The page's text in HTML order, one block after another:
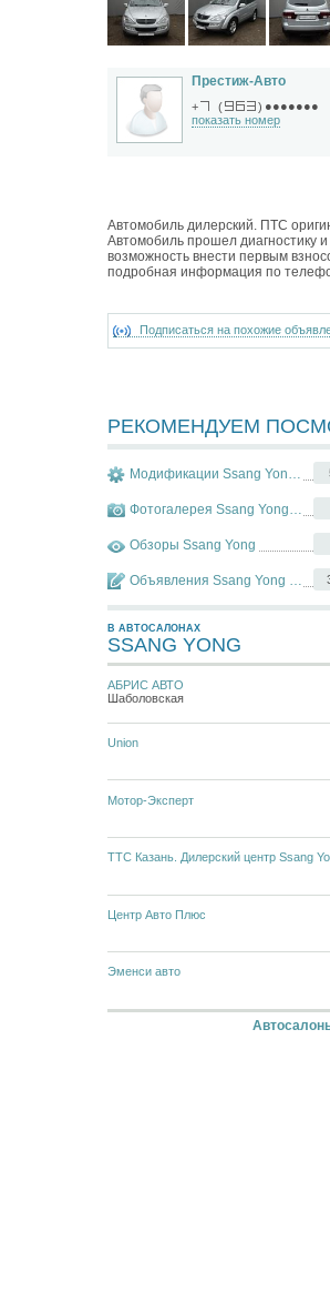
Престиж-Авто
+ ( ) ●●●●●●●
показать номер
Автомобиль дилерский. ПТС
Автомобиль прошел диагностику
возможность внести первым
подробная информация по
Подписаться на похожие
РЕКОМЕНДУЕМ
Модификации Ssang Yong Kyron
Фотогалерея Ssang Yong Kyron
Обзоры Ssang Yong
Объявления Ssang Yong Kyron
В АВТОСАЛОНАХ
SSANG YONG
АБРИС АВТО
Шаболовская
Union
Мотор-Эксперт
ТТС Казань. Дилерский центр Ssang
Центр Авто Плюс
Эменси авто